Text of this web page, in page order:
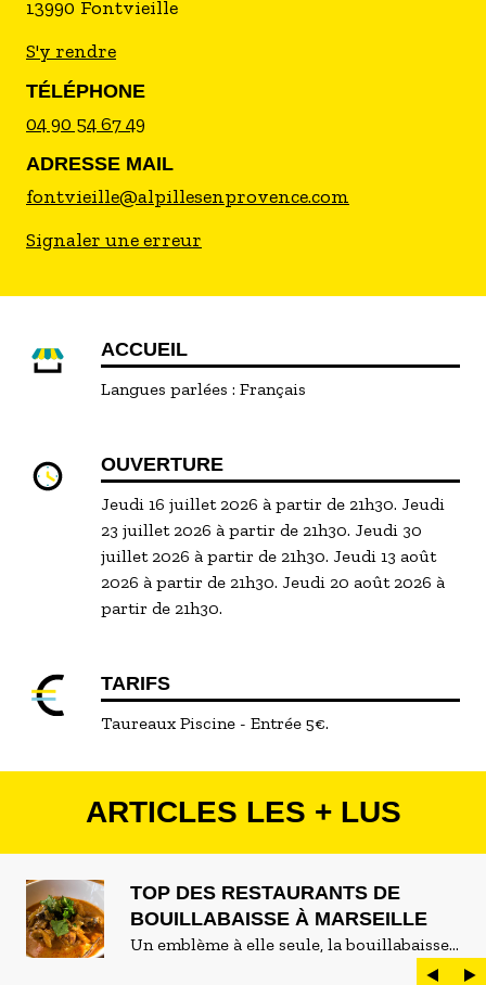
13990 Fontvieille
S'y rendre
TÉLÉPHONE
04 90 54 67 49
ADRESSE MAIL
fontvieille@alpillesenprovence.com
Signaler une erreur
ACCUEIL
Langues parlées : Français
OUVERTURE
Jeudi 16 juillet 2026 à partir de 21h30. Jeudi
23 juillet 2026 à partir de 21h30. Jeudi 30
juillet 2026 à partir de 21h30. Jeudi 13 août
2026 à partir de 21h30. Jeudi 20 août 2026 à
partir de 21h30.
TARIFS
Taureaux Piscine - Entrée 5€.
ARTICLES LES + LUS
TOP DES RESTAURANTS DE
BOUILLABAISSE À MARSEILLE
Un emblème à elle seule, la bouillabaisse
est LE plat marseillais par excellence. On